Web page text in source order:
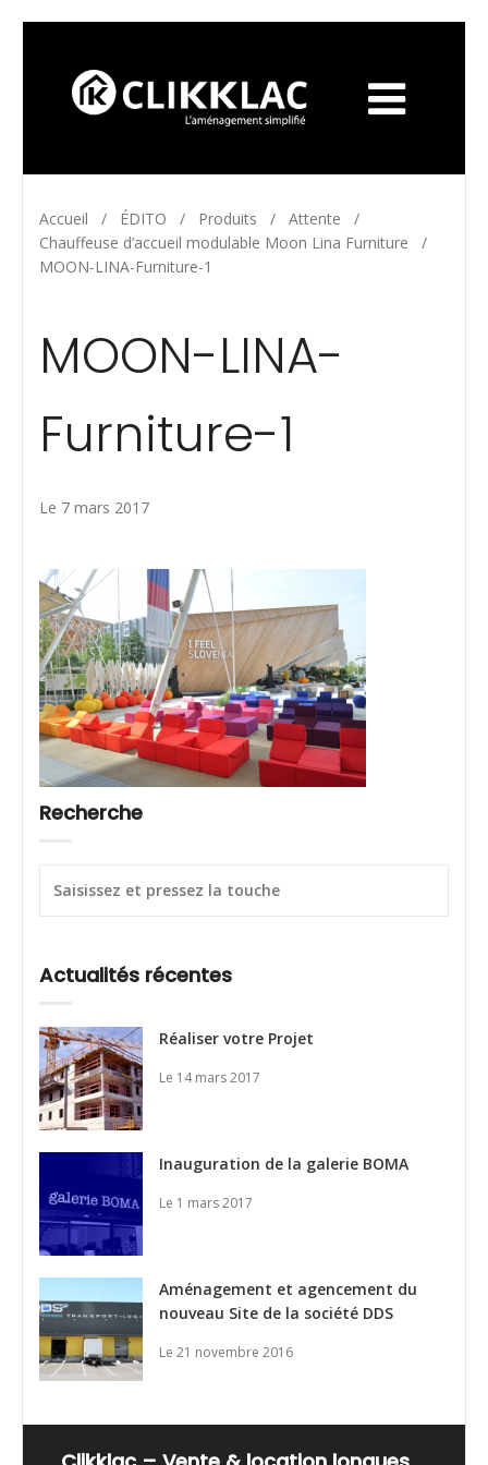
Accueil / ÉDITO / Produits / Attente /
Chauffeuse d’accueil modulable Moon Lina Furniture /
MOON-LINA-Furniture-1
MOON-LINA-
Furniture-1
Le 7 mars 2017
Recherche
Actualités récentes
Réaliser votre Projet
Le 14 mars 2017
Inauguration de la galerie BOMA
Le 1 mars 2017
Aménagement et agencement du
nouveau Site de la société DDS
Le 21 novembre 2016